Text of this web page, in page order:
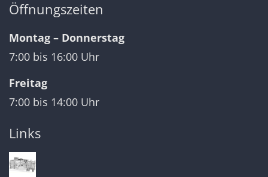
Öffnungszeiten
Montag – Donnerstag
7:00 bis 16:00 Uhr
Freitag
7:00 bis 14:00 Uhr
Links